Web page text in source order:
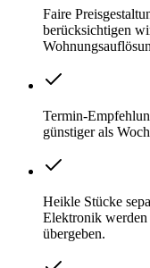
Faire
berücksichtigen
Termin-
günstiger als
Heikle Stücke
Elektronik werden
übergeben.